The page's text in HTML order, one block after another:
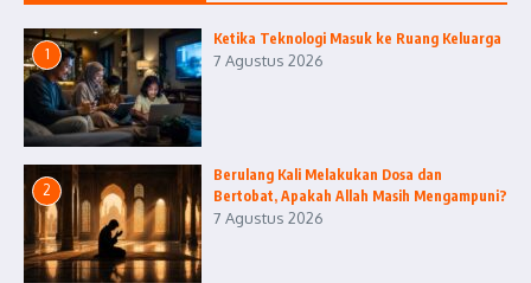
1
Ketika Teknologi Masuk ke Ruang Keluarga
7 Agustus 2026
2
Berulang Kali Melakukan Dosa dan
Bertobat, Apakah Allah Masih Mengampuni?
7 Agustus 2026